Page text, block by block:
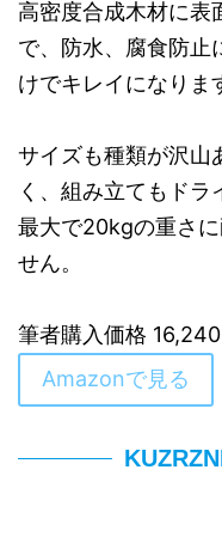
高密度合成木材に表
で、防水、腐食防止
けでキレイになりま
サイズも種類が沢山
く、組み立てもドラ
最大で20kgの重さ
せん。
筆者購入価格
Amazonで見る